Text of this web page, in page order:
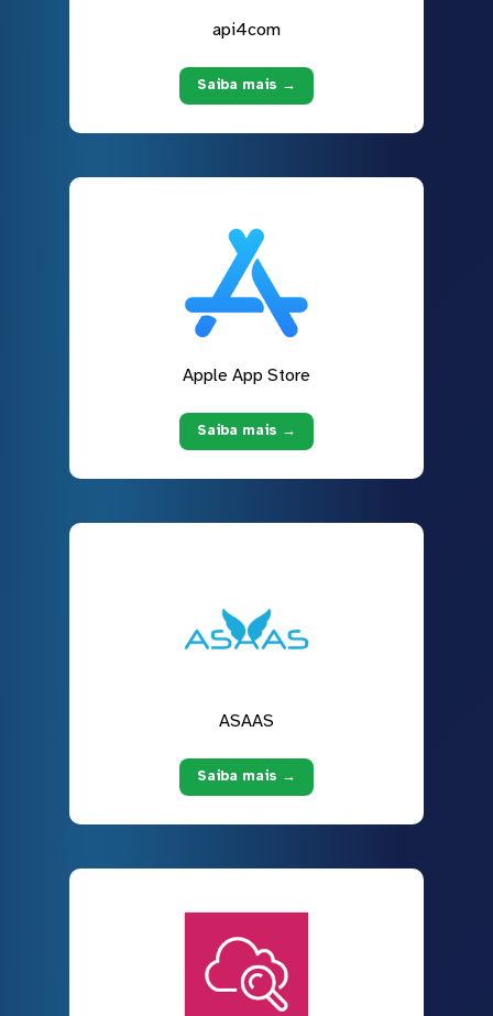
api4com
Saiba mais →
Apple App Store
Saiba mais →
ASAAS
Saiba mais →